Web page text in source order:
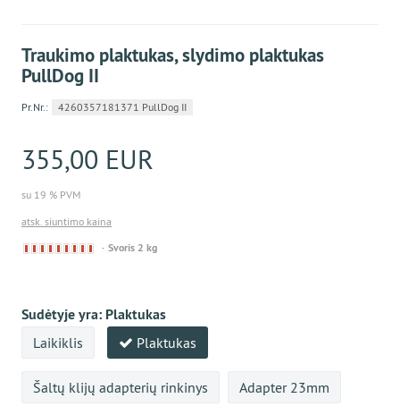
Traukimo plaktukas, slydimo plaktukas
PullDog II
Pr.Nr.: 4260357181371 PullDog II
355,00 EUR
su 19 % PVM
atsk. siuntimo kaina
Derzeit
Svoris 2 kg
Sudėtyje yra: Plaktukas
Laikiklis Plaktukas
Šaltų klijų adapterių rinkinys Adapter 23mm